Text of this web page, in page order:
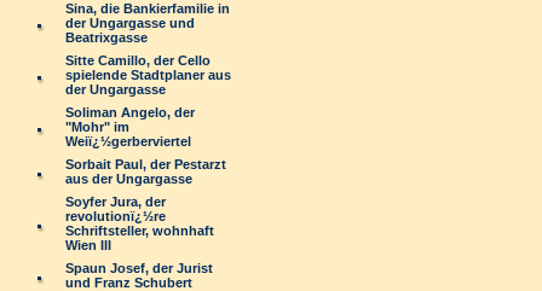
Sina, die Bankierfamilie in
der Ungargasse und
Beatrixgasse
Sitte Camillo, der Cello
spielende Stadtplaner aus
der Ungargasse
Soliman Angelo, der
"Mohr" im
Weiï¿½gerberviertel
Sorbait Paul, der Pestarzt
aus der Ungargasse
Soyfer Jura, der
revolutionï¿½re
Schriftsteller, wohnhaft
Wien III
Spaun Josef, der Jurist
und Franz Schubert